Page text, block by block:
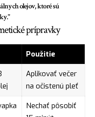
olejov, ktoré sú
prípravky
Použitie
Aplikovať večer
na očistenú pleť
Nechať pôsobiť